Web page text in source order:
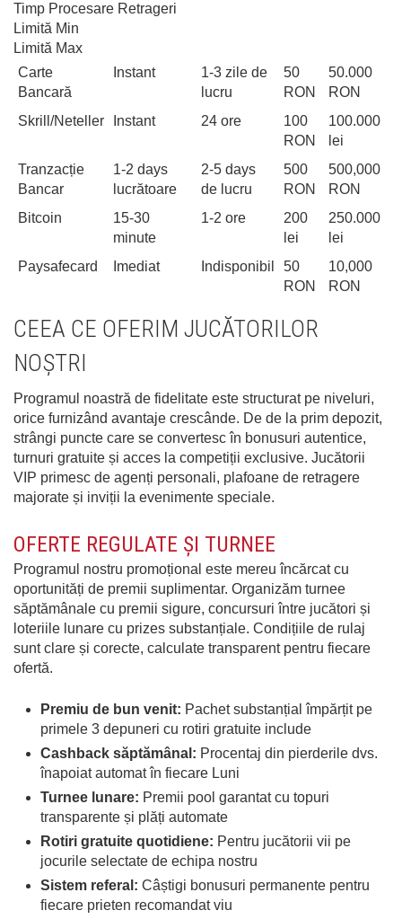
Timp Procesare Retrageri
Limită Min
Limită Max
Carte
Bancară
Instant
1-3 zile de
lucru
50
RON
50.000
RON
Skrill/Neteller
Instant 24 ore
100
RON
100.000
lei
Tranzacție
Bancar
1-2 days
lucrătoare
2-5 days
de lucru
500
RON
500,000
RON
Bitcoin
15-30
minute
1-2 ore
200
lei
250.000
lei
Paysafecard
Imediat Indisponibil
50
RON
10,000
RON
CEEA CE OFERIM JUCĂTORILOR
NOȘTRI
Programul noastră de fidelitate este structurat pe niveluri,
orice furnizând avantaje crescânde. De de la prim depozit,
strângi puncte care se convertesc în bonusuri autentice,
turnuri gratuite și acces la competiții exclusive. Jucătorii
VIP primesc de agenți personali, plafoane de retragere
majorate și inviții la evenimente speciale.
OFERTE REGULATE ȘI TURNEE
Programul nostru promoțional este mereu încărcat cu
oportunități de premii suplimentar. Organizăm turnee
săptămânale cu premii sigure, concursuri între jucători și
loteriile lunare cu prizes substanțiale. Condițiile de rulaj
sunt clare și corecte, calculate transparent pentru fiecare
ofertă.
Premiu de bun venit: Pachet substanțial împărțit pe
primele 3 depuneri cu rotiri gratuite include
Cashback săptămânal: Procentaj din pierderile dvs.
înapoiat automat în fiecare Luni
Turnee lunare: Premii pool garantat cu topuri
transparente și plăți automate
Rotiri gratuite quotidiene: Pentru jucătorii vii pe
jocurile selectate de echipa nostru
Sistem referal: Câștigi bonusuri permanente pentru
fiecare prieten recomandat viu